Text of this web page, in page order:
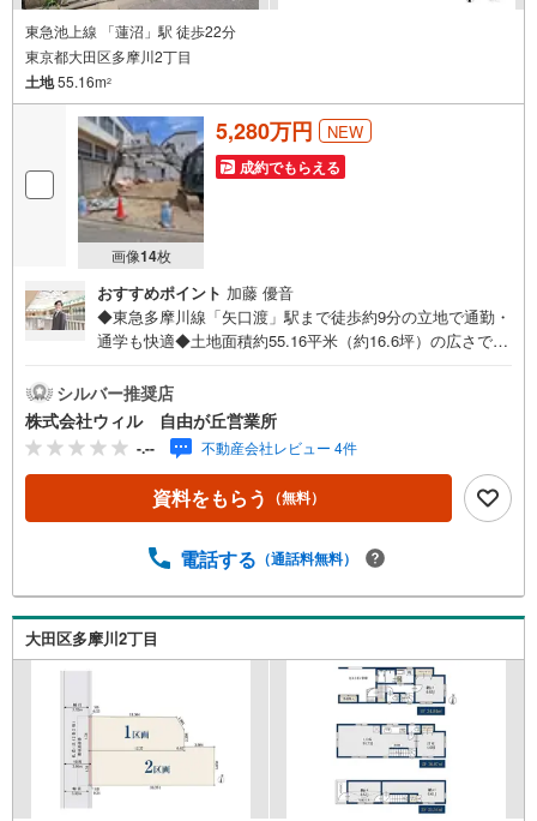
東急池上線 「蓮沼」駅 徒歩22分
東京都大田区多摩川2丁目
土地55.16m2
画像14枚
5,280万円 NEW
成約でもらえる
おすすめポイント 加藤 優音
◆東急多摩川線「矢口渡」駅まで徒歩約9分の立地で通勤・
通学も快適◆土地面積約55.16平米（約16.6坪）の広さです
に建築計画を進められます◆バランスの良い整った区画
で、自由度の高い設計が可能◆建築条件はございませんの
で、ご家族のライフスタイルに合わせた住まいづくりが可
能です◆建物参考プランもご用意しております。ぜひお気
軽にご相談ください◆「矢口小学校」まで徒歩約8分！子育
て世帯にも嬉しい立地です◆「西友（矢口ノ渡店）」まで
00～19:00】上記時間はお電話が繋がりやすくなっておりま
学予約ボタンよりご希望の日時をご記入いただけますとス
ムーズにご案内が可能です。～住宅ローン～諸費用込融資
や築年数の古い物件のローンも得意としており、最適な銀
行をご提案します。～リフォーム～理想の間取り、テイス
トを作り上げられます！リフォームプランナーの同行も可
能です。
シルバー推奨店
株式会社ウィル 自由が丘営業所
-.-- 不動産会社レビュー 4件
資料をもらう （無料）
電話する （通話料無料）
大田区多摩川2丁目